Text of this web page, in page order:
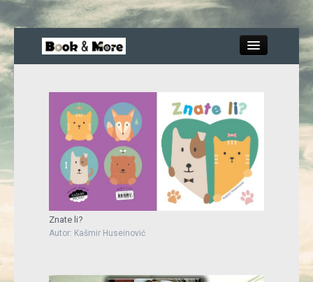
Knjige
Recenzije
Blog
Znate li?
Autor: Kašmir Huseinović